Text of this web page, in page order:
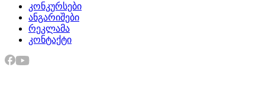
კონკურსები
ანგარიშები
რეკლამა
კონტაქტი